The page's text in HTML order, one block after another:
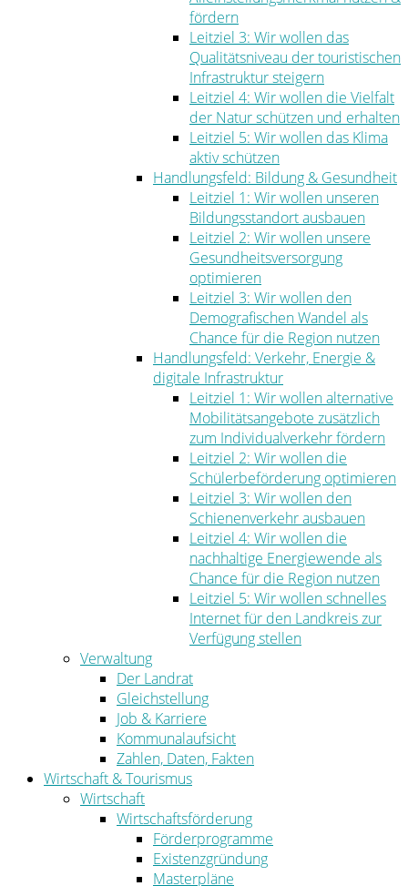
fördern
Leitziel 3: Wir wollen das
Qualitätsniveau der touristischen
Infrastruktur steigern
Leitziel 4: Wir wollen die Vielfalt
der Natur schützen und erhalten
Leitziel 5: Wir wollen das Klima
aktiv schützen
Handlungsfeld: Bildung & Gesundheit
Leitziel 1: Wir wollen unseren
Bildungsstandort ausbauen
Leitziel 2: Wir wollen unsere
Gesundheitsversorgung
optimieren
Leitziel 3: Wir wollen den
Demografischen Wandel als
Chance für die Region nutzen
Handlungsfeld: Verkehr, Energie &
digitale Infrastruktur
Leitziel 1: Wir wollen alternative
Mobilitätsangebote zusätzlich
zum Individualverkehr fördern
Leitziel 2: Wir wollen die
Schülerbeförderung optimieren
Leitziel 3: Wir wollen den
Schienenverkehr ausbauen
Leitziel 4: Wir wollen die
nachhaltige Energiewende als
Chance für die Region nutzen
Leitziel 5: Wir wollen schnelles
Internet für den Landkreis zur
Verfügung stellen
Verwaltung
Der Landrat
Gleichstellung
Job & Karriere
Kommunalaufsicht
Zahlen, Daten, Fakten
Wirtschaft & Tourismus
Wirtschaft
Wirtschaftsförderung
Förderprogramme
Existenzgründung
Masterpläne